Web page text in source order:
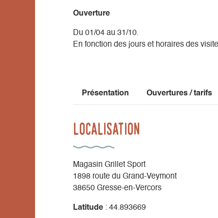
Ouverture
Du 01/04 au 31/10.
En fonction des jours et horaires des
Présentation Ouvertures / tarifs
Localisation
Magasin Grillet Sport
1898 route du Grand-Veymont
38650 Gresse-en-Vercors
Latitude : 44.893669